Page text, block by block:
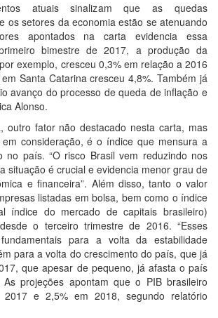
atuais sinalizam que as quedas
os setores da economia estão se atenuando
apontados na carta evidencia essa
bimestre de 2017, a produção da
exemplo, cresceu 0,3% em relação a 2016
Santa Catarina cresceu 4,8%. Também já
avanço do processo de queda de inflação e
Alonso.
outro fator não destacado nesta carta, mas
consideração, é o índice que mensura a
no país. “O risco Brasil vem reduzindo nos
situação é crucial e evidencia menor grau de
e financeira”. Além disso, tanto o valor
listadas em bolsa, bem como o índice
índice do mercado de capitais brasileiro)
o terceiro trimestre de 2016. “Esses
para a volta da estabilidade
para a volta do crescimento do país, que já
que apesar de pequeno, já afasta o país
projeções apontam que o PIB brasileiro
e 2,5% em 2018, segundo relatório